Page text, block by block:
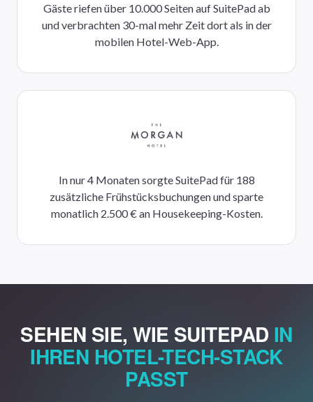
Gäste riefen über 10.000 Seiten auf SuitePad ab
und verbrachten 30-mal mehr Zeit dort als in der
mobilen Hotel-Web-App.
In nur 4 Monaten sorgte SuitePad für 188
zusätzliche Frühstücksbuchungen und sparte
monatlich 2.500 € an Housekeeping-Kosten.
SEHEN SIE, WIE SUITEPAD IN
IHREN HOTEL-TECH-STACK
PASST